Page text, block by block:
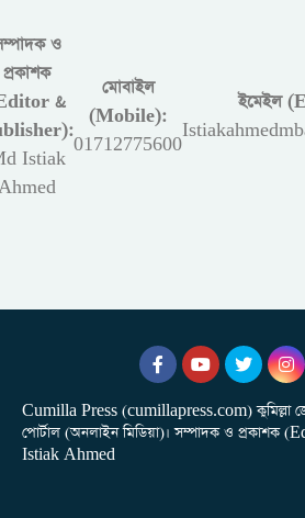
ও
প্রকাশক
&
Istiak
মোবাইল
(Mobile):
01712775600
ইমেইল
Cumilla Press (cumillapress.com) কুমিল্লা
পোর্টাল (অনলাইন মিডিয়া)। সম্পাদক ও
Istiak Ahmed